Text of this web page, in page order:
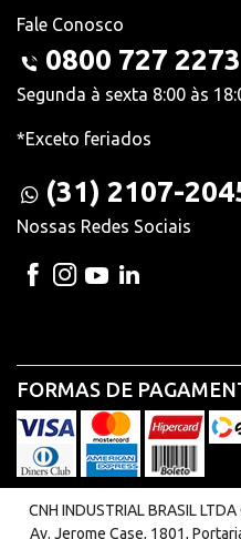
Fale Conosco
0800 727 2273
Segunda à sexta 8:00 às
*Exceto feriados
(31) 2107-
Nossas Redes Sociais
FORMAS DE
CNH INDUSTRIAL BRASIL
Av. Jerome Case, 1801,